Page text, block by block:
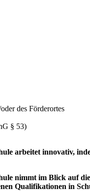
des Förderortes
§ 53)
arbeitet innovativ,
nimmt im Blick auf
Qualifikationen in